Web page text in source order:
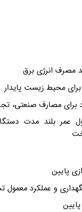
برای محیط زیست پایدار
برای مصارف صنعتی،
عمر بلند مدت
پایین
و عملکرد معمول